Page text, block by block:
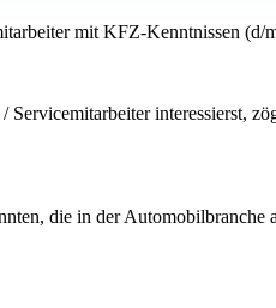
mit KFZ-Kenntnissen (d/
interessierst,
die in der